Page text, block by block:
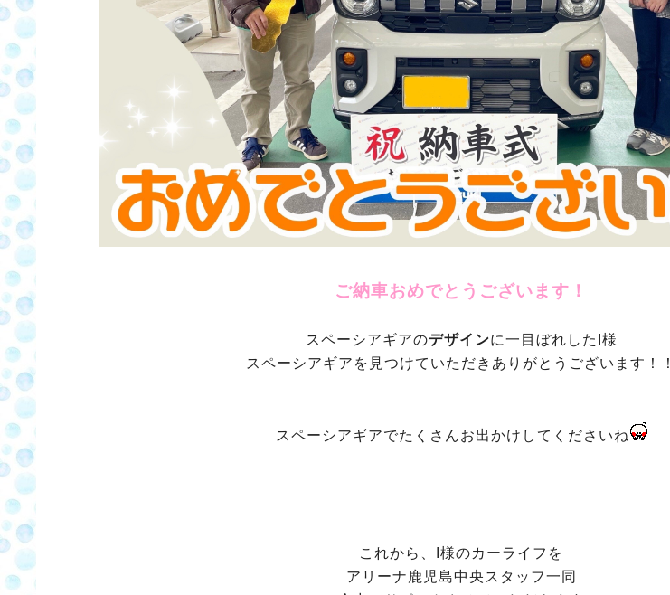
ご納車おめでとうございます！
スペーシアギアのデザインに一目ぼれしたI様
スペーシアギアを見つけていただきありがとうございます！！
スペーシアギアでたくさんお出かけしてくださいね
これから、I様のカーライフを
アリーナ鹿児島中央スタッフ一同